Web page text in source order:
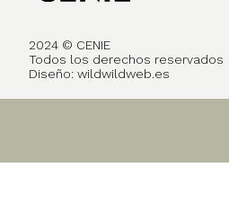
2024 © CENIE
Todos los derechos reservados
Diseño: wildwildweb.es